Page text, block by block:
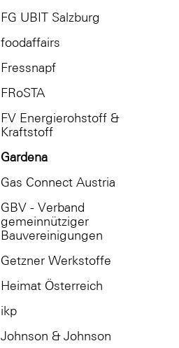
FG UBIT Salzburg
foodaffairs
Fressnapf
FRoSTA
FV Energierohstoff &
Kraftstoff
Gardena
Gas Connect Austria
GBV - Verband
gemeinnütziger
Bauvereinigungen
Getzner Werkstoffe
Heimat Österreich
ikp
Johnson & Johnson